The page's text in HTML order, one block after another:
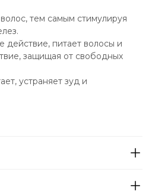
тем самым стимулируя
действие, питает волосы и
защищая от свободных
устраняет зуд и